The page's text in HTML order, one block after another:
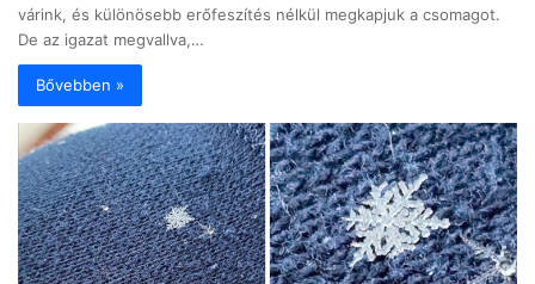
várink, és különösebb erőfeszítés nélkül megkapjuk a csomagot.
De az igazat megvallva,…
Bővebben »